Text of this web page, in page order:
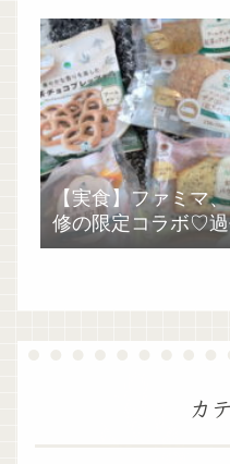
【実食】ファミマ
修の限定コラボ♡
過ぎた！
カ